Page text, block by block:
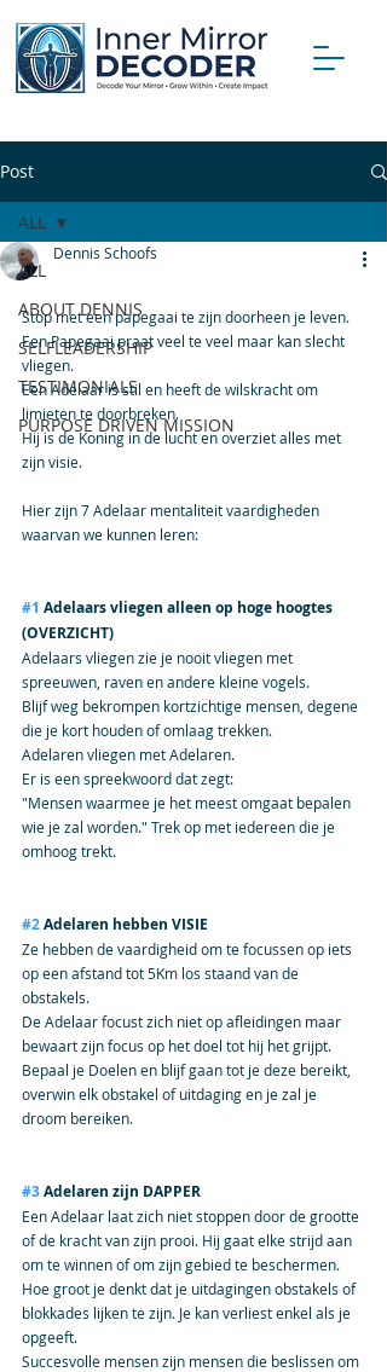
Post
ALL
ABOUT DENNIS
SELFLEADERSHIP
TESTIMONIALS
PURPOSE DRIVEN MISSION
ALL
Dennis Schoofs
Stop met een papegaai te zijn doorheen je leven.
Een Papegaai praat veel te veel maar kan slecht
vliegen.
Een Adelaar is stil en heeft de wilskracht om
limieten te doorbreken.
Hij is de Koning in de lucht en overziet alles met
zijn visie.
Hier zijn 7 Adelaar mentaliteit vaardigheden
waarvan we kunnen leren:
#1 Adelaars vliegen alleen op hoge hoogtes
(OVERZICHT)
Adelaars vliegen zie je nooit vliegen met
spreeuwen, raven en andere kleine vogels.
Blijf weg bekrompen kortzichtige mensen, degene
die je kort houden of omlaag trekken.
Adelaren vliegen met Adelaren.
Er is een spreekwoord dat zegt:
"Mensen waarmee je het meest omgaat bepalen
wie je zal worden." Trek op met iedereen die je
omhoog trekt.
#2 Adelaren hebben VISIE
Ze hebben de vaardigheid om te focussen op iets
op een afstand tot 5Km los staand van de
obstakels.
De Adelaar focust zich niet op afleidingen maar
bewaart zijn focus op het doel tot hij het grijpt.
Bepaal je Doelen en blijf gaan tot je deze bereikt,
overwin elk obstakel of uitdaging en je zal je
droom bereiken.
#3 Adelaren zijn DAPPER
Een Adelaar laat zich niet stoppen door de grootte
of de kracht van zijn prooi. Hij gaat elke strijd aan
om te winnen of om zijn gebied te beschermen.
Hoe groot je denkt dat je uitdagingen obstakels of
blokkades lijken te zijn. Je kan verliest enkel als je
opgeeft.
Succesvolle mensen zijn mensen die beslissen om